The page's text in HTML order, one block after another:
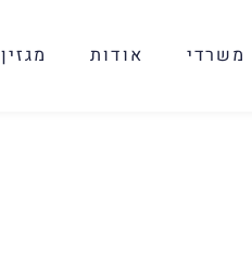
משרדי אודות מגזין